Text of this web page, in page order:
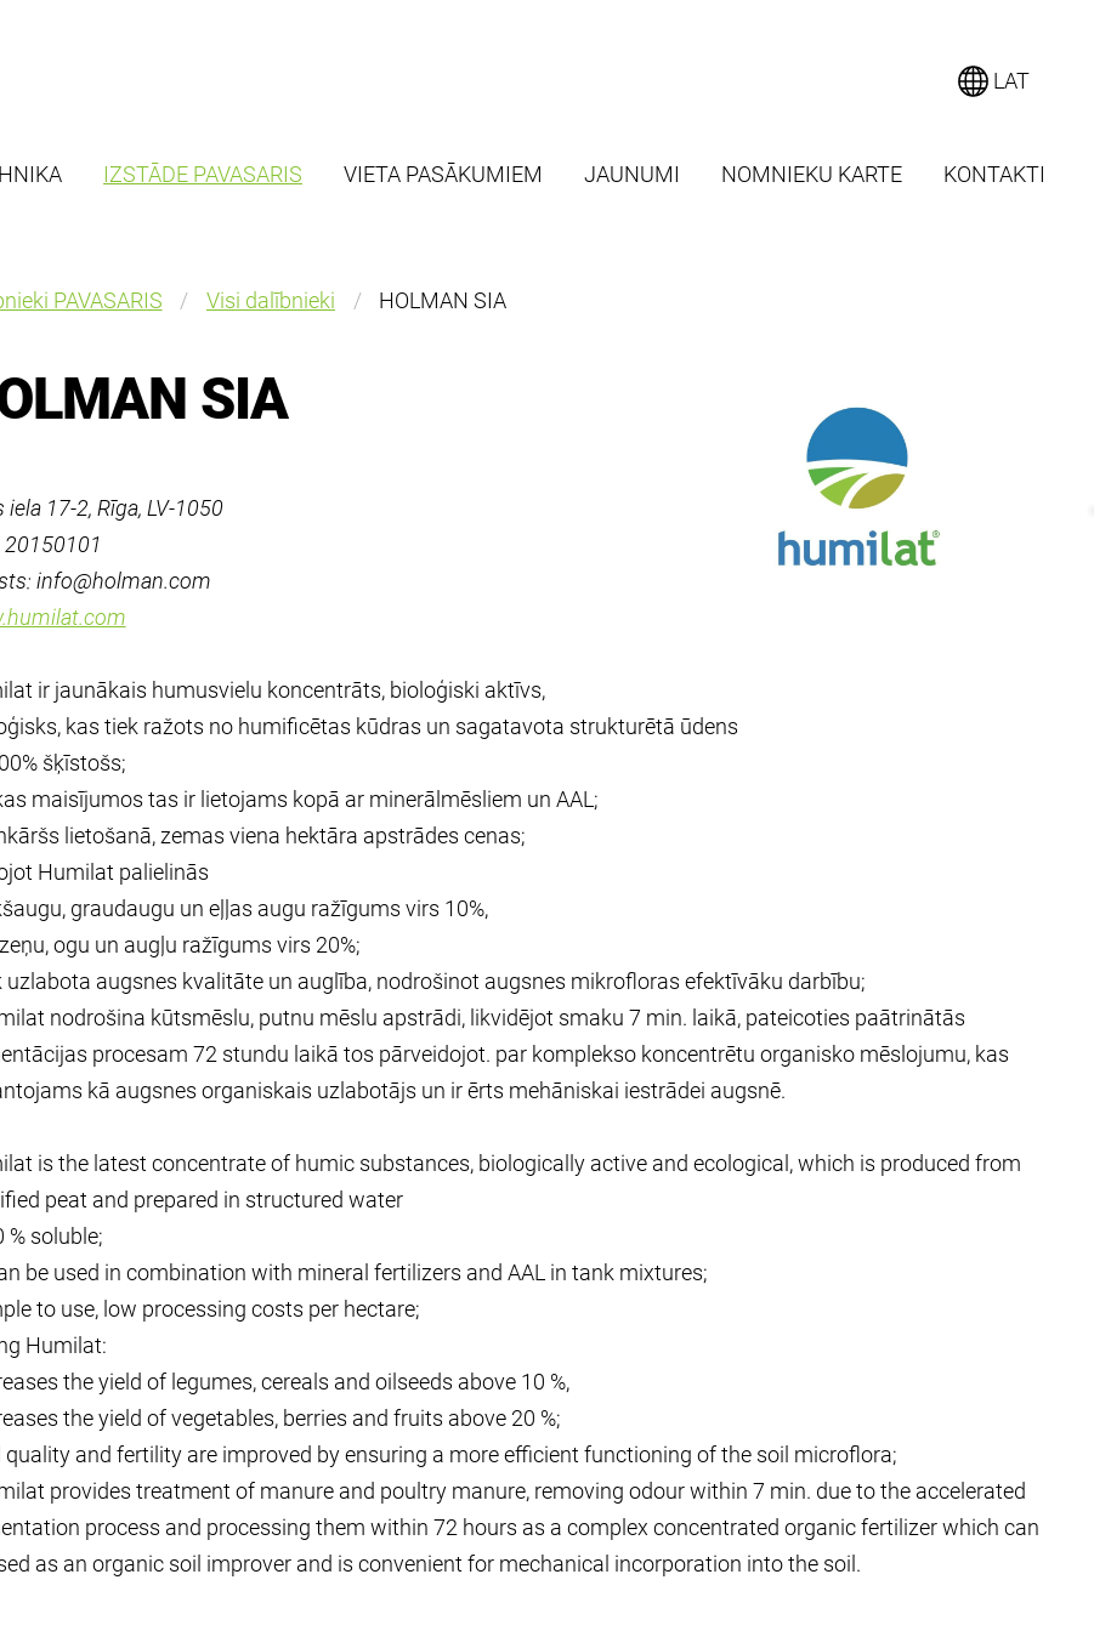
IZSTĀDE PAVASARIS VIETA PASĀKUMIEM JAUNUMI NOMNIEKU KARTE KONTAKTI
LAT
PAVASARIS Visi dalībnieki HOLMAN SIA
SIA
iela 17-2, Rīga, LV-1050
20150101
info@holman.com
ir jaunākais humusvielu koncentrāts, bioloģiski aktīvs,
kas tiek ražots no humificētas kūdras un sagatavota strukturētā ūdens
šķīstošs;
maisījumos tas ir lietojams kopā ar minerālmēsliem un AAL;
lietošanā, zemas viena hektāra apstrādes cenas;
Humilat palielinās
graudaugu un eļļas augu ražīgums virs 10%,
ogu un augļu ražīgums virs 20%;
uzlabota augsnes kvalitāte un auglība, nodrošinot augsnes mikrofloras efektīvāku darbību;
nodrošina kūtsmēslu, putnu mēslu apstrādi, likvidējot smaku 7 min. laikā, pateicoties paātrinātās
procesam 72 stundu laikā tos pārveidojot. par komplekso koncentrētu organisko mēslojumu, kas
kā augsnes organiskais uzlabotājs un ir ērts mehāniskai iestrādei augsnē.
is the latest concentrate of humic substances, biologically active and ecological, which is produced from
peat and prepared in structured water
% soluble;
be used in combination with mineral fertilizers and AAL in tank mixtures;
to use, low processing costs per hectare;
Humilat:
the yield of legumes, cereals and oilseeds above 10 %,
the yield of vegetables, berries and fruits above 20 %;
quality and fertility are improved by ensuring a more efficient functioning of the soil microflora;
provides treatment of manure and poultry manure, removing odour within 7 min. due to the accelerated
process and processing them within 72 hours as a complex concentrated organic fertilizer which can
as an organic soil improver and is convenient for mechanical incorporation into the soil.